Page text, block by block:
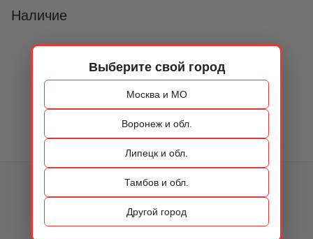
Выберите свой город
Москва и МО
Воронеж и обл.
Липецк и обл.
Тамбов и обл.
Другой город
Наличие
КАТАЛОГ
ОБУВЬ